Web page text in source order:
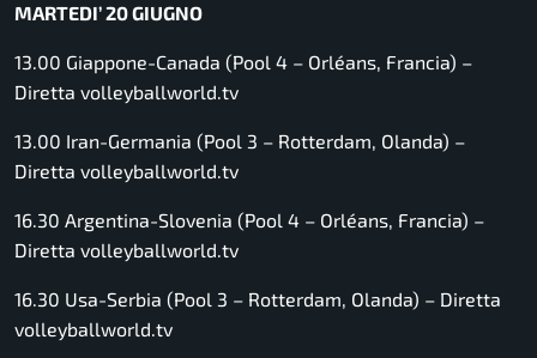
MARTEDI’ 20 GIUGNO
13.00 Giappone-Canada (Pool 4 – Orléans, Francia) –
Diretta volleyballworld.tv
13.00 Iran-Germania (Pool 3 – Rotterdam, Olanda) –
Diretta volleyballworld.tv
16.30 Argentina-Slovenia (Pool 4 – Orléans, Francia) –
Diretta volleyballworld.tv
16.30 Usa-Serbia (Pool 3 – Rotterdam, Olanda) – Diretta
volleyballworld.tv